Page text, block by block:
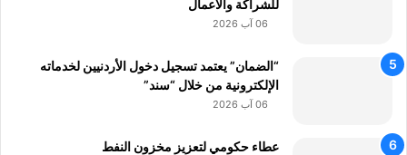
للشراكة والأعمال
06 آب 2026
“الضمان” يعتمد تسجيل دخول الأردنيين لخدماته
الإلكترونية من خلال “سند”
06 آب 2026
عطاء حكومي لتعزيز مخزون النفط